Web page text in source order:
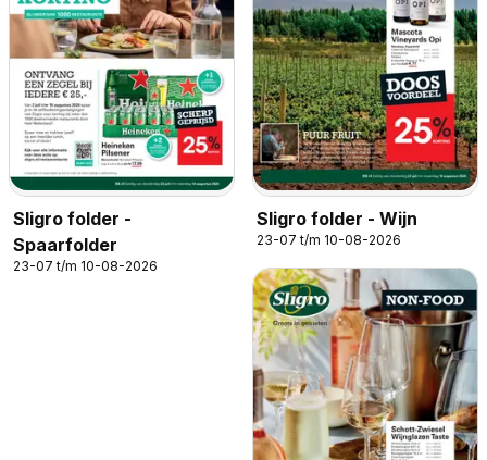
Sligro folder -
Spaarfolder
23-07 t/m 10-08-2026
Sligro folder - Wijn
23-07 t/m 10-08-2026